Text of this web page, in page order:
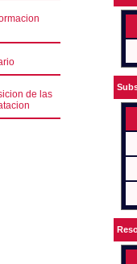
de las